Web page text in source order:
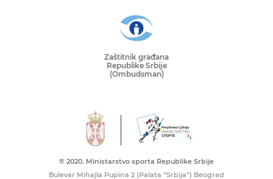
Zaštitnik građana
Republike Srbije
(Ombudsman)
© 2020. Ministarstvo sporta Republike Srbije
Bulevar Mihajla Pupina 2 (Palata “Srbija”) Beograd